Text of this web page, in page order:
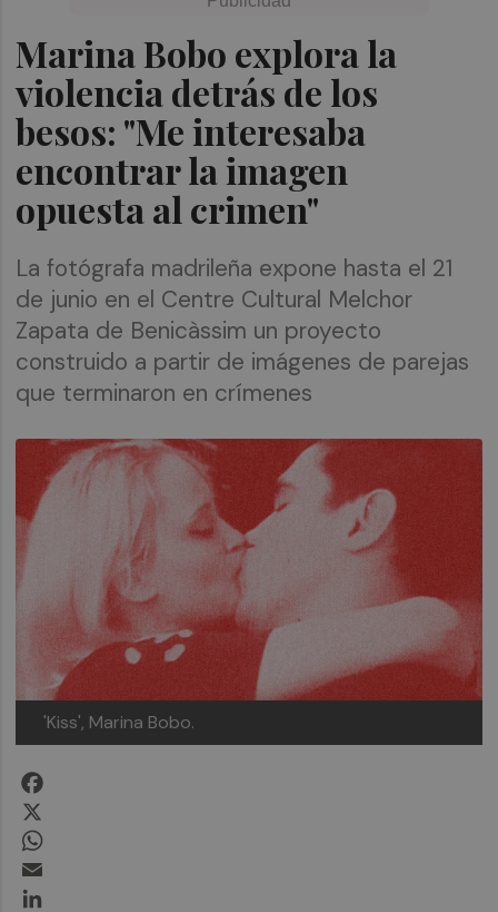
Marina Bobo explora la
violencia detrás de los
besos: "Me interesaba
encontrar la imagen
opuesta al crimen"
La fotógrafa madrileña expone hasta el 21
de junio en el Centre Cultural Melchor
Zapata de Benicàssim un proyecto
construido a partir de imágenes de parejas
que terminaron en crímenes
'Kiss', Marina Bobo.